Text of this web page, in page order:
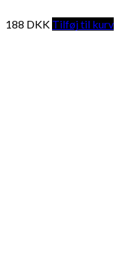
188 DKK Tilføj til kurv